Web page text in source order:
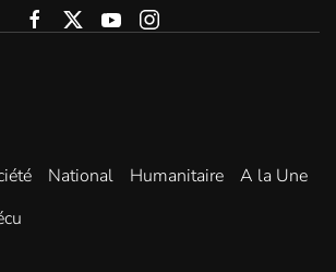
National Humanitaire
A la Une